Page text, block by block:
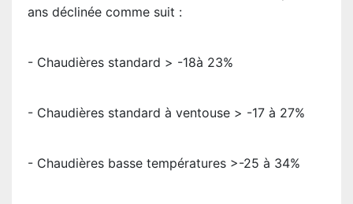
ans déclinée comme suit :
- Chaudières standard > -18à 23%
- Chaudières standard à ventouse > -17 à 27%
- Chaudières basse températures >-25 à 34%